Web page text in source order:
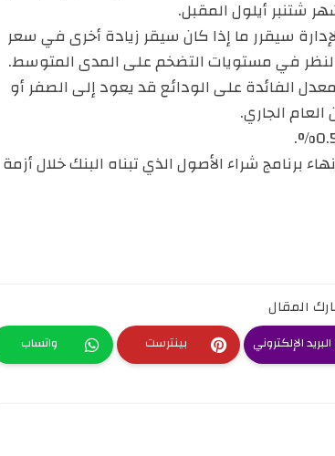
سيقرر ما إذا كان سيقر زيادة أخرى في سعر
في مستويات التضخم على المدى المتوسط.
الفائدة على الودائع قد يعود إلى الصفر أو
الجاري.
برنامج شراء الأصول الذي تبناه البنك خلال أزمة
المقال
البريد الإلكتروني بينترست واتساب